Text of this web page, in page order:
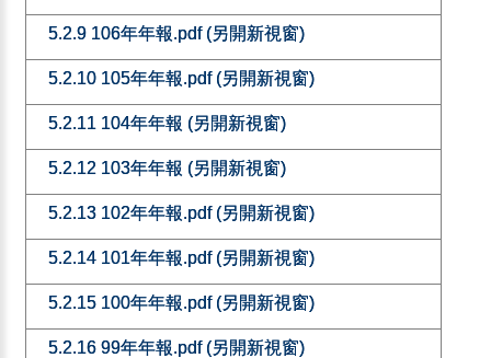
5.2.9 106年年報.pdf (另開新視窗)
5.2.10 105年年報.pdf (另開新視窗)
5.2.11 104年年報 (另開新視窗)
5.2.12 103年年報 (另開新視窗)
5.2.13 102年年報.pdf (另開新視窗)
5.2.14 101年年報.pdf (另開新視窗)
5.2.15 100年年報.pdf (另開新視窗)
5.2.16 99年年報.pdf (另開新視窗)